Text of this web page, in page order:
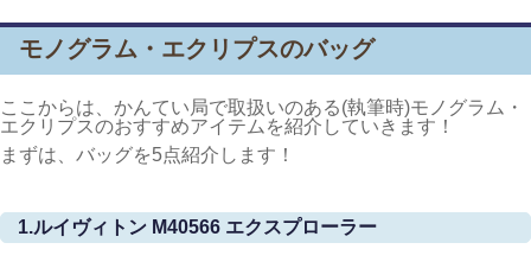
モノグラム・エクリプスのバッグ
ここからは、かんてい局で取扱いのある(執筆時)モノグラム・
エクリプスのおすすめアイテムを紹介していきます！
まずは、バッグを5点紹介します！
1.ルイヴィトン M40566 エクスプローラー